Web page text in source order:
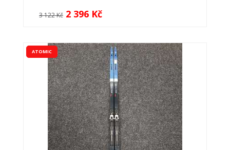
3 122 Kč 2 396 Kč
ATOMIC